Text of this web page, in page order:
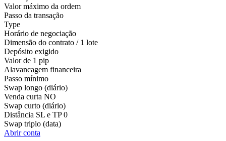
Valor máximo da ordem
Passo da transação
Type
Horário de negociação
Dimensão do contrato / 1 lote
Depósito exigido
Valor de 1 pip
Alavancagem financeira
Passo mínimo
Swap longo (diário)
Venda curta NO
Swap curto (diário)
Distância SL e TP 0
Swap triplo (data)
Abrir conta